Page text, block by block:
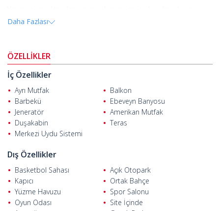
merkezleri ve Alanyaspor stadyumuna uzanan yol boyunca
Alanya'daki satılık dairelerin
m, Alanya Eğitim ve Araştırma Hastanesi'ne 1.65 km, denize ve
plaja 2.7 km, Alanya şehir merkezine 5 km ve Gazipaşa
Dairelerin yer aldığı proje içinde açık yüzme havuzu, çocuk
havuzu, fitness, sauna, buhar odası, masaj odası, açık ve kapalı
çocuk oyun alanı, kamelya, dinlenme alanı, kütüphane, toplantı
odası, basketbol sahası, jeneratör, asansör, açık otopark, 7/24
güvenlik sistemi ve site görevlisi bulunmaktadır.
Satılık dairelerde oturma odası, açık veya kapalı plan mutfak,
banyo ve balkondan oluşmaktadır. Çatı dubleks daire
seçeneklerinin de yer aldığı projede daire tiplerine göre banyo ve
balkon sayısı değişmektedir.
Daha Fazlası
ÖZELLİKLER
İç Özellikler
Ayrı Mutfak
Balkon
Barbekü
Ebeveyn Banyosu
Jeneratör
Amerikan Mutfak
Duşakabin
Teras
Merkezi Uydu Sistemi
Dış Özellikler
Basketbol Sahası
Açık Otopark
Kapıcı
Ortak Bahçe
Yüzme Havuzu
Spor Salonu
Oyun Odası
Site İçinde